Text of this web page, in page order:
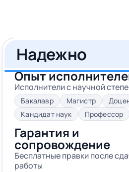
Надежно
Опыт
Исполнители с научной
Бакалавр Магистр
Кандидат наук
Профессор
Гарантия и
сопровождение
Бесплатные правки после
работы